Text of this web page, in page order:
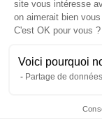
site vous intéresse
on aimerait bien
C'est OK pour vous ?
Voici pourquoi
Partage de